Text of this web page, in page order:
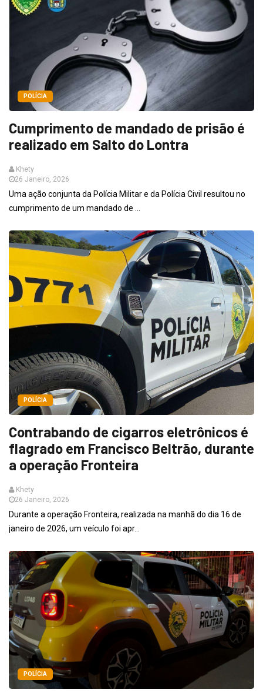
POLÍCIA
Cumprimento de mandado de prisão é
realizado em Salto do Lontra
Khety
26 Janeiro, 2026
Uma ação conjunta da Polícia Militar e da Polícia Civil resultou no
cumprimento de um mandado de ...
POLÍCIA
Contrabando de cigarros eletrônicos é
flagrado em Francisco Beltrão, durante
a operação Fronteira
Khety
26 Janeiro, 2026
Durante a operação Fronteira, realizada na manhã do dia 16 de
janeiro de 2026, um veículo foi apr...
POLÍCIA